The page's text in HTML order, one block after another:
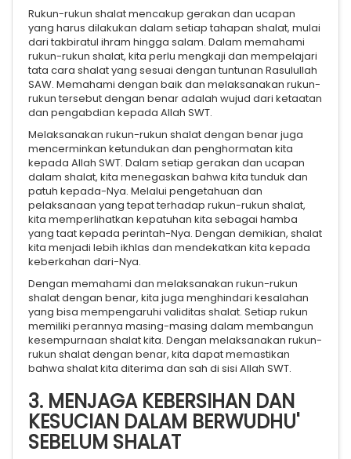
Rukun-rukun shalat mencakup gerakan dan ucapan
yang harus dilakukan dalam setiap tahapan shalat, mulai
dari takbiratul ihram hingga salam. Dalam memahami
rukun-rukun shalat, kita perlu mengkaji dan mempelajari
tata cara shalat yang sesuai dengan tuntunan Rasulullah
SAW. Memahami dengan baik dan melaksanakan rukun-
rukun tersebut dengan benar adalah wujud dari ketaatan
dan pengabdian kepada Allah SWT.
Melaksanakan rukun-rukun shalat dengan benar juga
mencerminkan ketundukan dan penghormatan kita
kepada Allah SWT. Dalam setiap gerakan dan ucapan
dalam shalat, kita menegaskan bahwa kita tunduk dan
patuh kepada-Nya. Melalui pengetahuan dan
pelaksanaan yang tepat terhadap rukun-rukun shalat,
kita memperlihatkan kepatuhan kita sebagai hamba
yang taat kepada perintah-Nya. Dengan demikian, shalat
kita menjadi lebih ikhlas dan mendekatkan kita kepada
keberkahan dari-Nya.
Dengan memahami dan melaksanakan rukun-rukun
shalat dengan benar, kita juga menghindari kesalahan
yang bisa mempengaruhi validitas shalat. Setiap rukun
memiliki perannya masing-masing dalam membangun
kesempurnaan shalat kita. Dengan melaksanakan rukun-
rukun shalat dengan benar, kita dapat memastikan
bahwa shalat kita diterima dan sah di sisi Allah SWT.
3. MENJAGA KEBERSIHAN DAN
KESUCIAN DALAM BERWUDHU'
SEBELUM SHALAT